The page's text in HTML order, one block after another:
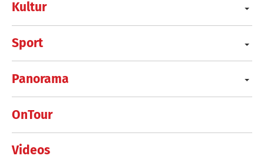
Kultur
Sport
Panorama
OnTour
Videos